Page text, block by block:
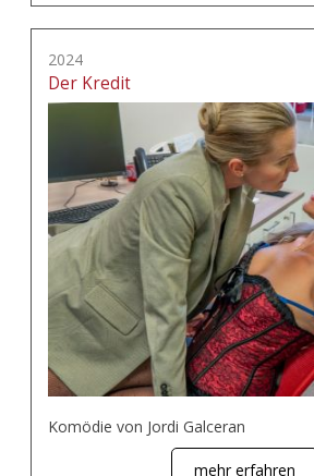
2024
Der Kredit
Komödie von Jordi Galceran
mehr erfahren